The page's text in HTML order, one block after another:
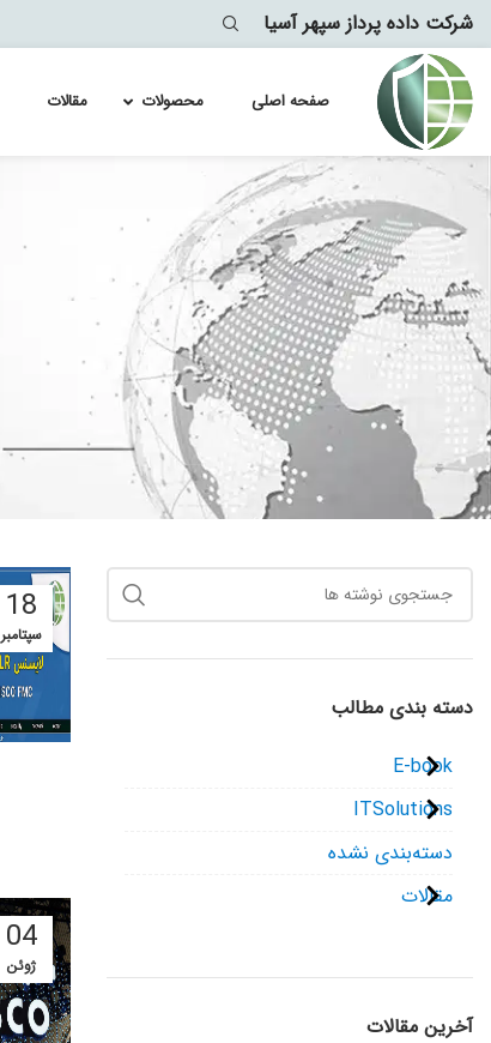
شرکت داده پرداز سپهر آسیا
صفحه اصلی محصولات مقالات
18
سپتامبر
04
ژوئن
دسته بندی مطالب
E-book
ITSolutions
دسته‌بندی نشده
مقالات
آخرین مقالات